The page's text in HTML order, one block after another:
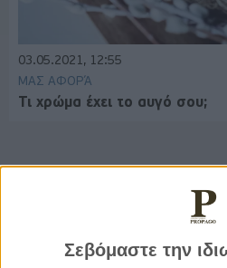
Σεβόμαστε την
03.05.2021, 12:55
ΜΑΣ ΑΦΟΡΆ
Τι χρώμα έχει το αυγό σου;
Κέλλυ Καμπάκη